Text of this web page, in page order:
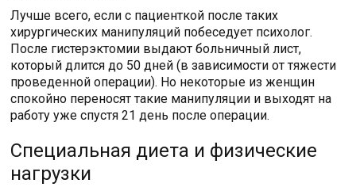
Лучше всего, если с пациенткой после таких
хирургических манипуляций побеседует психолог.
После гистерэктомии выдают больничный лист,
который длится до 50 дней (в зависимости от тяжести
проведенной операции). Но некоторые из женщин
спокойно переносят такие манипуляции и выходят на
работу уже спустя 21 день после операции.
Специальная диета и физические
нагрузки